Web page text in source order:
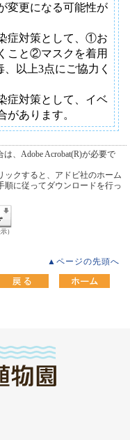
変更になる可能性が
症対策として、①お
こと②マスクを着用
以上3点にご協力く
症対策として、イベ
があります。
、Adobe Acrobat(R)が必要で
クすると、アドビ社のホーム
順に従ってダウンロードを行っ
）
▲ページの先頭へ